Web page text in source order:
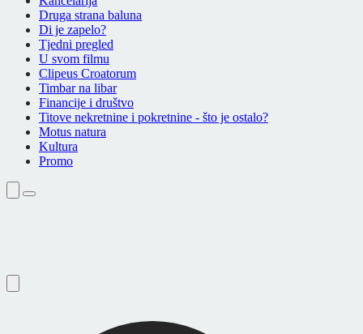
Druga strana baluna
Di je zapelo?
Tjedni pregled
U svom filmu
Clipeus Croatorum
Timbar na libar
Financije i društvo
Titove nekretnine i pokretnine - što je ostalo?
Motus natura
Kultura
Promo